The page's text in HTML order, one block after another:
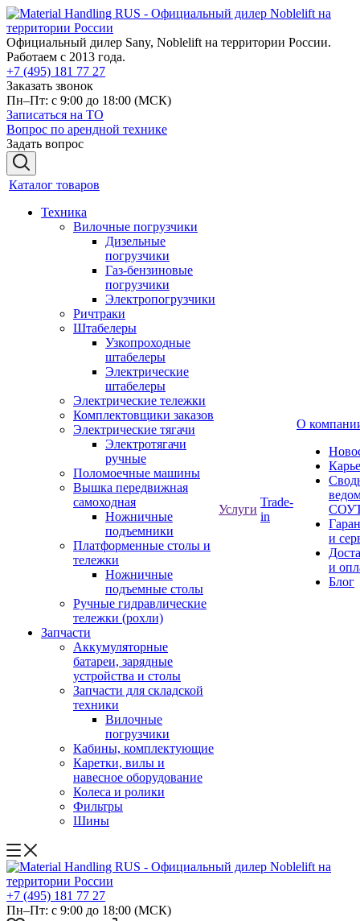
Официальный дилер Sany, Noblelift на территории России.
Работаем с 2013 года.
+7 (495) 181 77 27
Заказать звонок
Пн–Пт: с 9:00 до 18:00 (МСК)
Записаться на ТО
Вопрос по арендной технике
Задать вопрос
Каталог товаров
Техника
Вилочные погрузчики
Дизельные
погрузчики
Газ-бензиновые
погрузчики
Электропогрузчики
Ричтраки
Штабелеры
Узкопроходные
штабелеры
Электрические
штабелеры
Электрические тележки
Комплектовщики заказов
Электрические тягачи
Электротягачи
ручные
Поломоечные машины
Вышка передвижная
самоходная
Ножничные
подъемники
Платформенные столы и
тележки
Ножничные
подъемные столы
Ручные гидравлические
тележки (рохли)
Запчасти
Аккумуляторные
батареи, зарядные
устройства и столы
Запчасти для складской
техники
Вилочные
погрузчики
Кабины, комплектующие
Каретки, вилы и
навесное оборудование
Колеса и ролики
Фильтры
Шины
Услуги
Trade-
in
О
и
и
Блог
+7 (495) 181 77 27
Пн–Пт: с 9:00 до 18:00 (МСК)